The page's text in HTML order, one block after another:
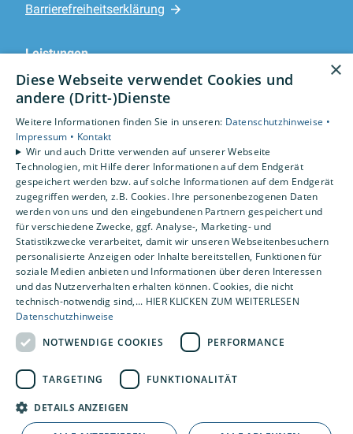
Barrierefreiheitserklärung
Leistungen
Privatkunden
Karriere
Unternehmen
Standorte
Rotenburg
×
Diese Webseite verwendet Cookies und
andere (Dritt-)Dienste
Weitere Informationen finden Sie in unseren: Datenschutzhinweise •
Impressum • Kontakt
Wir und auch Dritte verwenden auf unserer Webseite
Technologien, mit Hilfe derer Informationen auf dem Endgerät
gespeichert werden bzw. auf solche Informationen auf dem Endgerät
zugegriffen werden, z.B. Cookies. Ihre personenbezogenen Daten
werden von uns und den eingebundenen Partnern gespeichert und
für verschiedene Zwecke, ggf. Analyse-, Marketing- und
Statistikzwecke verarbeitet, damit wir unseren Webseitenbesuchern
personalisierte Anzeigen oder Inhalte bereitstellen, Funktionen für
soziale Medien anbieten und Informationen über deren Interessen
und das Nutzerverhalten erhalten können. Cookies, die nicht
technisch-notwendig sind,... HIER KLICKEN ZUM WEITERLESEN
Datenschutzhinweise
NOTWENDIGE COOKIES
PERFORMANCE
TARGETING FUNKTIONALITÄT
DETAILS ANZEIGEN